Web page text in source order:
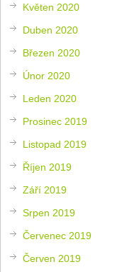
Květen 2020
Duben 2020
Březen 2020
Únor 2020
Leden 2020
Prosinec 2019
Listopad 2019
Říjen 2019
Září 2019
Srpen 2019
Červenec 2019
Červen 2019